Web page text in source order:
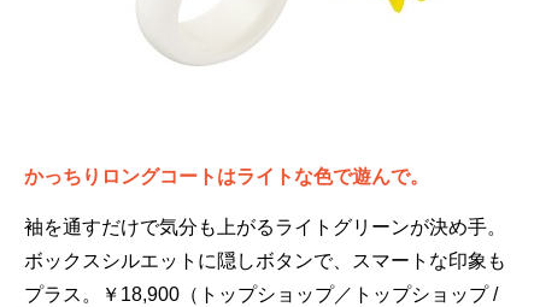
かっちりロングコートはライトな色で遊んで。
袖を通すだけで気分も上がるライトグリーンが決め手。
ボックスシルエットに隠しボタンで、スマートな印象も
プラス。￥18,900（トップショップ／トップショップ /